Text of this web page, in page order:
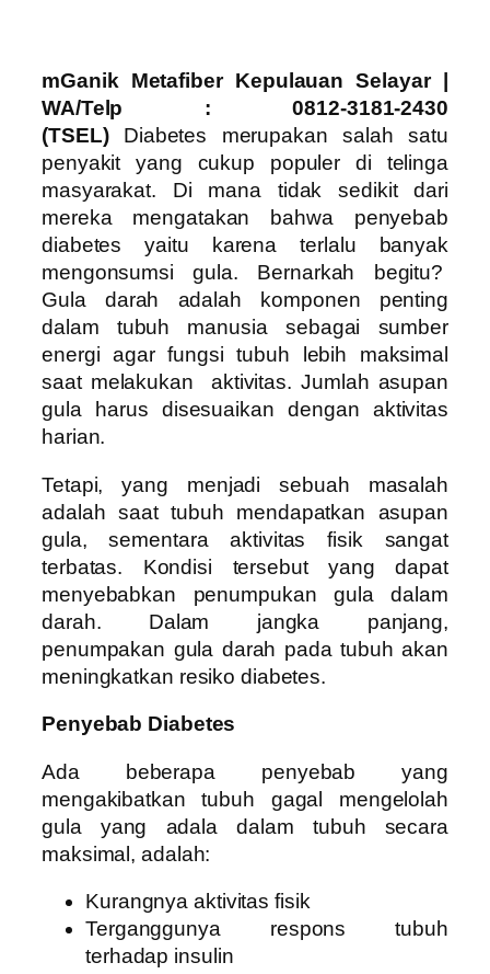
mGanik Metafiber Kepulauan Selayar|
WA/Telp : 0812-3181-2430
(TSEL)
Diabetes merupakan salah satu
penyakit yang cukup populer di telinga
masyarakat. Di mana tidak sedikit dari
mereka mengatakan bahwa penyebab
diabetes yaitu karena terlalu banyak
mengonsumsi gula. Bernarkah begitu?
Gula darah adalah komponen penting
dalam tubuh manusia sebagai sumber
energi agar fungsi tubuh lebih maksimal
saat melakukan aktivitas. Jumlah asupan
gula harus disesuaikan dengan aktivitas
harian.
Tetapi, yang menjadi sebuah masalah
adalah saat tubuh mendapatkan asupan
gula, sementara aktivitas fisik sangat
terbatas. Kondisi tersebut yang dapat
menyebabkan penumpukan gula dalam
darah. Dalam jangka panjang,
penumpakan gula darah pada tubuh akan
meningkatkan resiko diabetes.
Penyebab Diabetes
Ada beberapa penyebab yang
mengakibatkan tubuh gagal mengelolah
gula yang adala dalam tubuh secara
maksimal, adalah:
Kurangnya aktivitas fisik
Terganggunya respons tubuh
terhadap insulin